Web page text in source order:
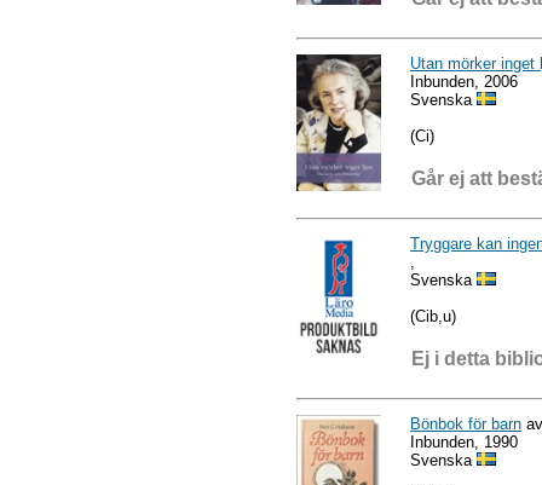
Utan mörker inget
Inbunden, 2006
Svenska
(Ci)
Går ej att
Tryggare kan
Svenska
(Cib,u)
Ej i detta
Bönbok för barn
Inbunden, 1990
Svenska